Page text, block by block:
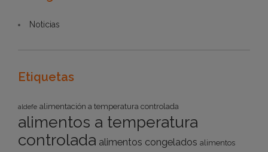
Noticias
Etiquetas
aldefe alimentación a temperatura controlada
alimentos a temperatura
controlada alimentos congelados alimentos